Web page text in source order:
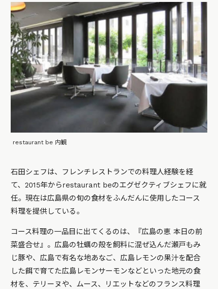
restaurant be 内観
石田シェフは、フレンチレストランでの料理人経験を経
て、2015年からrestaurant beのエグゼクティブシェフに就
任。現在は広島県の旬の食材をふんだんに使用したコース
料理を提供している。
コース料理の一品目に出てくるのは、『広島の恵 本日の前
菜盛合せ』。広島の牡蠣の殻を飼料に混ぜ込んだ瀬戸もみ
じ豚や、広島で有名な地あなご、広島レモンの果汁を配合
した餌で育てた広島レモンサーモンなどといった地元の食
材を、テリーヌや、ムース、リエットなどのフランス料理